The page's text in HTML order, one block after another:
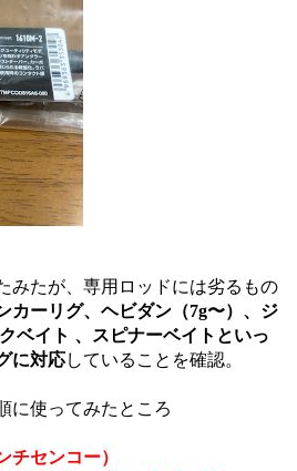
みたが、専用ロッドには劣るもの
カーリグ、ヘビダン（7g〜）、ジ
ベイト 、スピナーベイトといっ
に対応していることを確認。
に使ってみたところ
センコー）